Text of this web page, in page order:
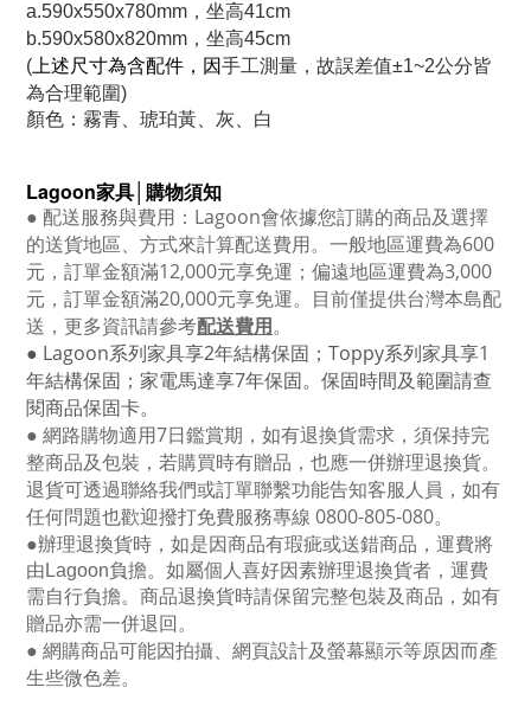
a.590x550x780mm，坐高41cm
b.590x580x820mm，坐高45cm
(上述尺寸為含配件，因手工測量，故誤差值±1~2公分皆
為合理範圍)
顏色：霧青、琥珀黃、灰、白
Lagoon家具│購物須知
● 配送服務與費用： Lagoon會依據您訂購的商品及選擇
的送貨地區、方式來計算配送費用。一般地區運費為600
元，訂單金額滿12,000元享免運；偏遠地區運費為3,000
元，訂單金額滿20,000元享免運。目前僅提供台灣本島配
送，更多資訊請參考配送費用。
● Lagoon系列家具享2年結構保固； Toppy系列家具享1
年結構保固；家電馬達享7年保固。保固時間及範圍請查
閱商品保固卡。
● 網路購物適用7日鑑賞期，如有退換貨需求，須保持完
整商品及包裝，若購買時有贈品，也應一併辦理退換貨。
退貨可透過聯絡我們或訂單聯繫功能告知客服人員，如有
任何問題也歡迎撥打免費服務專線 0800-805-080。
●辦理退換貨時，如是因商品有瑕疵或送錯商品，運費將
由Lagoon負擔。如屬個人喜好因素辦理退換貨者，運費
需自行負擔。商品退換貨時請保留完整包裝及商品，如有
贈品亦需一併退回。
● 網購商品可能因拍攝、網頁設計及螢幕顯示等原因而產
生些微色差。